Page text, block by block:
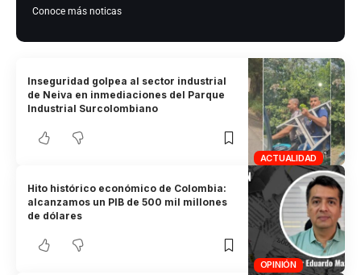
Conoce más noticas
ACTUALIDAD
Inseguridad golpea al sector industrial
de Neiva en inmediaciones del Parque
Industrial Surcolombiano
OPINIÓN
Hito histórico económico de Colombia:
alcanzamos un PIB de 500 mil millones
de dólares